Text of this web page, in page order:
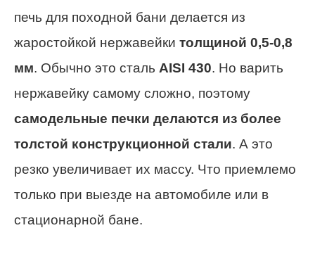
печь для походной бани делается из
жаростойкой нержавейки толщиной 0,5-0,8
мм. Обычно это сталь AISI 430. Но варить
нержавейку самому сложно, поэтому
самодельные печки делаются из более
толстой конструкционной стали. А это
резко увеличивает их массу. Что приемлемо
только при выезде на автомобиле или в
стационарной бане.